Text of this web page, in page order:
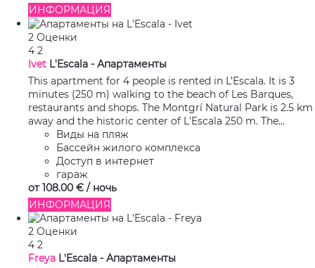
ИНФОРМАЦИЯ
2 Оценки
4 2
Ivet L'Escala - Апартаменты
This apartment for 4 people is rented in L’Escala. It is 3
minutes (250 m) walking to the beach of Les Barques,
restaurants and shops. The Montgrí Natural Park is 2.5 km
away and the historic center of L'Escala 250 m. The...
Виды на пляж
Бассейн жилого комплекса
Доступ в интернет
гараж
от 108.00 € / ночь
ИНФОРМАЦИЯ
2 Оценки
4 2
Freya L'Escala - Апартаменты